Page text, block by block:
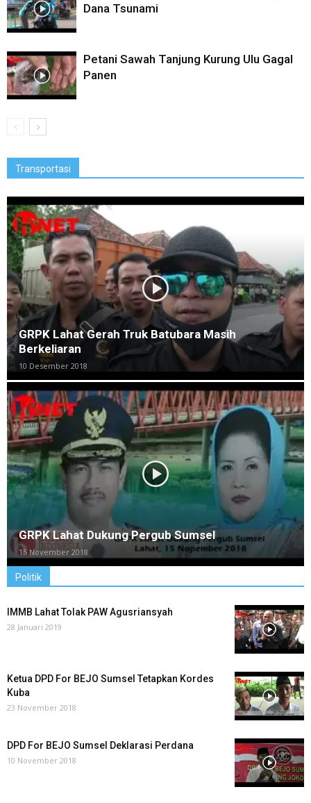
Dana Tsunami
Petani Sawah Tanjung Kurung Ulu Gagal
Panen
Transportasi
GRPK Lahat Gerah Truk Batubara Masih
Berkeliaran
10 Desember 2018
GRPK Lahat Dukung Pergub Sumsel
15 November 2018
Politik
IMMB Lahat Tolak PAW Agusriansyah
28 Januari 2019
Ketua DPD For BEJO Sumsel Tetapkan Kordes
Kuba
23 November 2018
DPD For BEJO Sumsel Deklarasi Perdana
10 November 2018